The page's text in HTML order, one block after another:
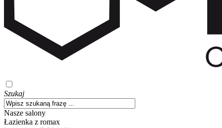
Szukaj
Nasze salony
Łazienka z romax